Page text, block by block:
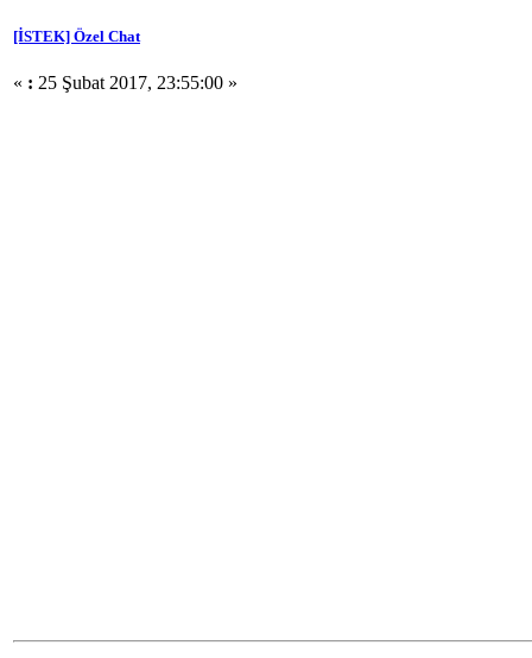
[İSTEK] Özel Chat
« : 25 Şubat 2017, 23:55:00 »